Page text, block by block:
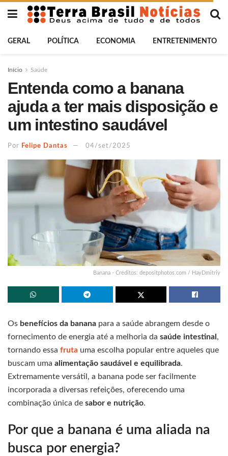
GERAL POLÍTICA ECONOMIA ENTRETENIMENTO
Início Saúde
Entenda como a banana
ajuda a ter mais disposição e
um intestino saudável
Por Felipe Dantas 04/set/2025
Banana - Créditos: depositphotos.com / HayDmitriy
Os benefícios da banana para a saúde abrangem desde o
fornecimento de energia até a melhoria da saúde intestinal ,
tornando essa fruta uma escolha popular entre aqueles que
buscam uma alimentação saudável e equilibrada.
Extremamente versátil, a banana pode ser facilmente
incorporada a diversas refeições, oferecendo uma
combinação única de sabor e nutrição.
Por que a banana é uma aliada na
busca por energia?